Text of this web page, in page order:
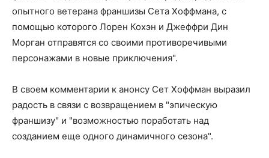
опытного ветерана франшизы Сета Хоффмана, с
помощью которого Лорен Кохэн и Джеффри Дин
Морган отправятся со своими противоречивыми
персонажами в новые приключения".
В своем комментарии к анонсу Сет Хоффман выразил
радость в связи с возвращением в "эпическую
франшизу" и "возможностью поработать над
созданием еще одного динамичного сезона".